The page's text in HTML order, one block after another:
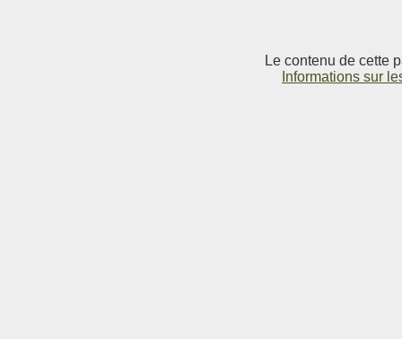
Le contenu de cette
Informations sur